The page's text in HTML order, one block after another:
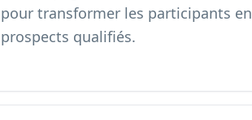
pour transformer les participants en
prospects qualifiés.